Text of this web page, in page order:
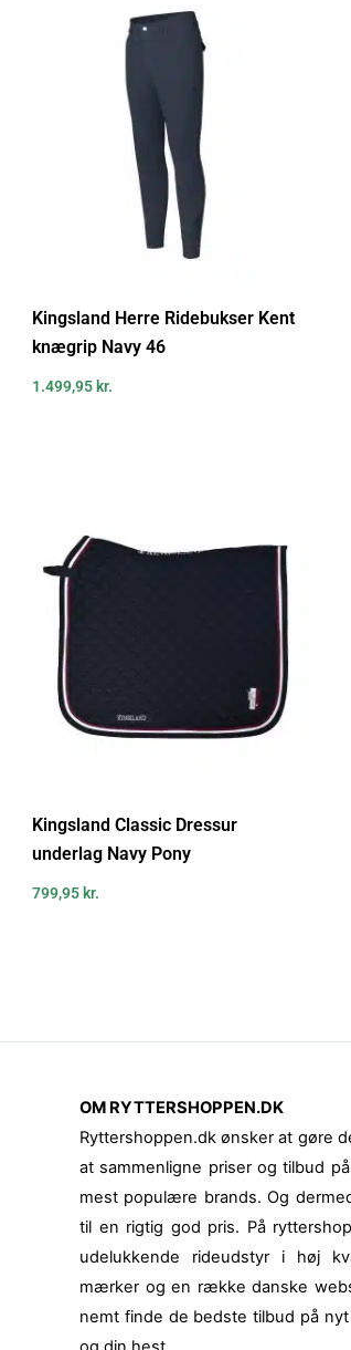
Kingsland Herre Ridebukser Kent
knægrip Navy 46
1.499,95 kr.
Kingsland Classic Dressur
underlag Navy Pony
799,95 kr.
OM RYTTERSHOPPEN.DK
Ryttershoppen.dk ønsker at gøre
at sammenligne priser og tilbud
mest populære brands. Og
til en rigtig god pris. På
udelukkende rideudstyr i høj
mærker og en række danske
nemt finde de bedste tilbud på